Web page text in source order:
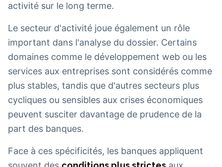
activité sur le long terme.
Le secteur d'activité joue également un rôle
important dans l'analyse du dossier. Certains
domaines comme le développement web ou les
services aux entreprises sont considérés comme
plus stables, tandis que d'autres secteurs plus
cycliques ou sensibles aux crises économiques
peuvent susciter davantage de prudence de la
part des banques.
Face à ces spécificités, les banques appliquent